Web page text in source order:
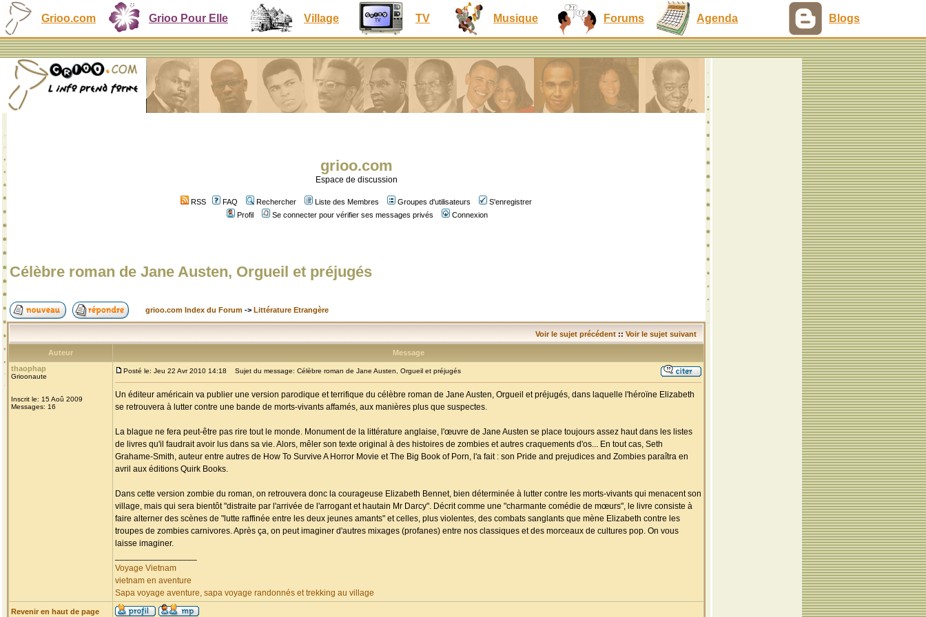
Grioo.com Grioo Pour Elle Village TV Musique Forums Agenda Blogs
grioo.com
Espace de discussion
RSS FAQ Rechercher Liste des Membres Groupes d'utilisateurs
S'enregistrer
Profil
Se connecter pour vérifier ses messages privés Connexion
Célèbre roman de Jane Austen, Orgueil et préjugés
grioo.com Index du Forum -> Littérature Etrangère
Voir le sujet précédent :: Voir le sujet suivant
Auteur
Message
thaophap
Grioonaute
Inscrit le: 15 Aoû 2009
Messages: 16
Posté le: Jeu 22 Avr 2010 14:18 Sujet du message: Célèbre roman de Jane Austen, Orgueil et préjugés
Un éditeur américain va publier une version parodique et terrifique du célèbre roman de Jane Austen, Orgueil et préjugés, dans laquelle l'héroïne Elizabeth
se retrouvera à lutter contre une bande de morts-vivants affamés, aux manières plus que suspectes.
La blague ne fera peut-être pas rire tout le monde. Monument de la littérature anglaise, l'œuvre de Jane Austen se place toujours assez haut dans les listes
de livres qu'il faudrait avoir lus dans sa vie. Alors, mêler son texte original à des histoires de zombies et autres craquements d'os... En tout cas, Seth
Grahame-Smith, auteur entre autres de How To Survive A Horror Movie et The Big Book of Porn, l'a fait : son Pride and prejudices and Zombies paraîtra en
avril aux éditions Quirk Books.
Dans cette version zombie du roman, on retrouvera donc la courageuse Elizabeth Bennet, bien déterminée à lutter contre les morts-vivants qui menacent son
village, mais qui sera bientôt "distraite par l'arrivée de l'arrogant et hautain Mr Darcy". Décrit comme une "charmante comédie de mœurs", le livre consiste à
faire alterner des scènes de "lutte raffinée entre les deux jeunes amants" et celles, plus violentes, des combats sanglants que mène Elizabeth contre les
troupes de zombies carnivores. Après ça, on peut imaginer d'autres mixages (profanes) entre nos classiques et des morceaux de cultures pop. On vous
laisse imaginer.
Voyage Vietnam
vietnam en aventure
Sapa voyage aventure, sapa voyage randonnés et trekking au village
Revenir en haut de page